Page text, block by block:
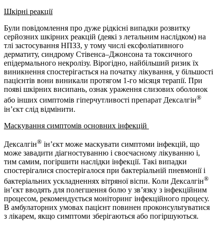
Шкірні реакції
Були повідомлення про дуже рідкісні випадки розвитку
серйозних шкірних реакцій (деякі з летальним наслідком) на
тлі застосування НПЗЗ, у тому числі ексфоліативного
дерматиту, синдрому Стівенса–Джонсона та токсичного
епідермального некролізу. Вірогідно, найбільший ризик їх
виникнення спостерігається на початку лікування, у більшості
пацієнтів вони виникали протягом 1-го місяця терапії. При
появі шкірних висипань, ознак ураження слизових оболонок
або інших симптомів гіперчутливості препарат Дексалгін®
ін’єкт слід відмінити.
Маскування симптомів основних інфекцій
Дексалгін® ін’єкт може маскувати симптоми інфекцій, що
може завадити діагностуванню і своєчасному лікуванню і,
тим самим, погіршити наслідки інфекції. Такі випадки
спостерігалися спостерігалося при бактеріальній пневмонії і
бактеріальних ускладненнях вітряної віспи. Коли Дексалгін®
ін’єкт вводять для полегшення болю у зв’язку з інфекційним
процесом, рекомендується моніторинг інфекційного процесу.
В амбулаторних умовах пацієнт повинен проконсультуватися
з лікарем, якщо симптоми зберігаються або погіршуються.